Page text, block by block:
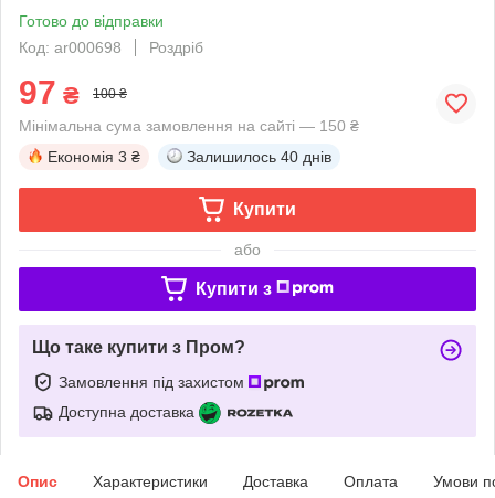
Готово до відправки
Код: ar000698
Роздріб
97 ₴ 100 ₴
Мінімальна сума замовлення на сайті — 150 ₴
Економія 3 ₴ Залишилось 40 днів
Купити
або
Купити з
Що таке купити з Пром?
Замовлення під захистом
Доступна доставка
Опис Характеристики Доставка Оплата Умови